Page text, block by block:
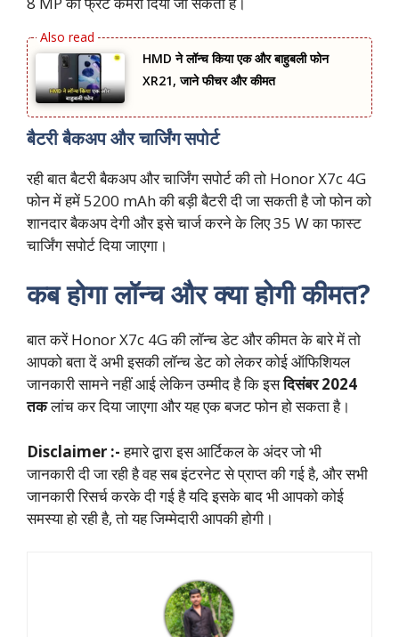
HMD ने लॉन्च किया एक और बाहुबली फोन
XR21, जाने फीचर और कीमत
बैटरी बैकअप और चार्जिंग सपोर्ट
रही बात बैटरी बैकअप और चार्जिंग सपोर्ट की तो Honor X7c 4G
फोन में हमें 5200 mAh की बड़ी बैटरी दी जा सकती है जो फोन को
शानदार बैकअप देगी और इसे चार्ज करने के लिए 35 W का फास्ट
चार्जिंग सपोर्ट दिया जाएगा।
कब होगा लॉन्च और क्या होगी कीमत?
बात करें Honor X7c 4G की लॉन्च डेट और कीमत के बारे में तो
आपको बता दें अभी इसकी लॉन्च डेट को लेकर कोई ऑफिशियल
जानकारी सामने नहीं आई लेकिन उम्मीद है कि इसदिसंबर 2024
तकलांच कर दिया जाएगा और यह एक बजट फोन हो सकता है।
Disclaimer :-हमारे द्वारा इस आर्टिकल के अंदर जो भी
जानकारी दी जा रही है वह सब इंटरनेट से प्राप्त की गई है, और सभी
जानकारी रिसर्च करके दी गई है यदि इसके बाद भी आपको कोई
समस्या हो रही है, तो यह जिम्मेदारी आपकी होगी।